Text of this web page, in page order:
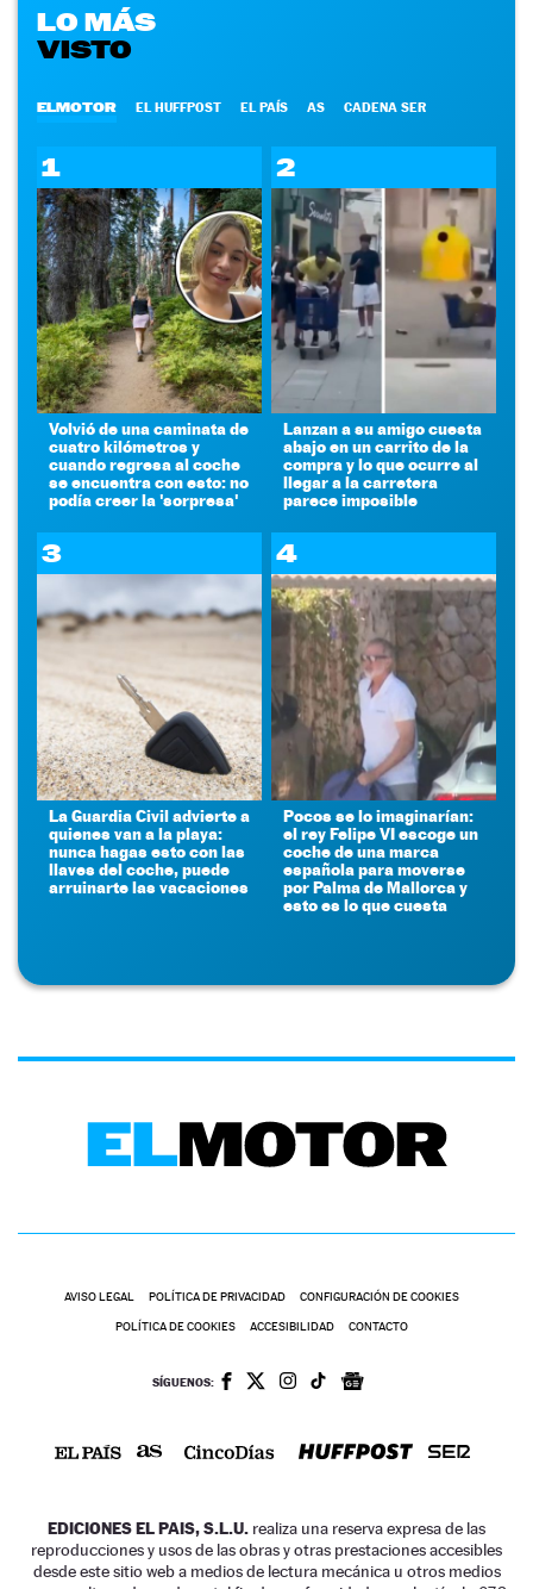
LO MÁS
VISTO
ELMOTOR EL HUFFPOST EL PAÍS AS CADENA SER
1
Volvió de una caminata de
cuatro kilómetros y
cuando regresa al coche
se encuentra con esto: no
podía creer la 'sorpresa'
2
Lanzan a su amigo cuesta
abajo en un carrito de la
compra y lo que ocurre al
llegar a la carretera
parece imposible
3
La Guardia Civil advierte a
quienes van a la playa:
nunca hagas esto con las
llaves del coche, puede
arruinarte las vacaciones
4
Pocos se lo imaginarían:
el rey Felipe VI escoge un
coche de una marca
española para moverse
por Palma de Mallorca y
esto es lo que cuesta
AVISO LEGAL POLÍTICA DE PRIVACIDAD CONFIGURACIÓN DE COOKIES
POLÍTICA DE COOKIES ACCESIBILIDAD CONTACTO
SÍGUENOS:
EDICIONES EL PAIS, S.L.U. realiza una reserva expresa de las
reproducciones y usos de las obras y otras prestaciones accesibles
desde este sitio web a medios de lectura mecánica u otros medios